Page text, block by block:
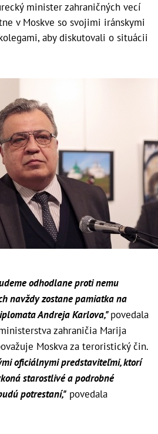
minister zahraničných vecí
v Moskve so svojimi iránskymi
aby diskutovali o situácii
odhodlane proti nemu
navždy zostane pamiatka na
Andreja Karlova,"povedala
zahraničia Marija
Moskva za teroristický čin.
oficiálnymi predstaviteľmi, ktorí
starostlivé a podrobné
potrestaní," povedala